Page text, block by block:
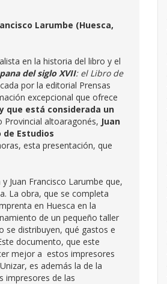
Larumbe (Huesca,
en la historia del libro y el
del siglo XVII: el Libro de
por la editorial Prensas
excepcional que ofrece
que está considerada un
Provincial altoaragonés, Juan
Estudios
esta presentación, que
Juan Francisco Larumbe que,
La obra, que se completa
en Huesca en la
de un pequeño taller
se distribuyen, qué gastos e
documento, que este
mejor a estos impresores
es además la de la
impresores de las